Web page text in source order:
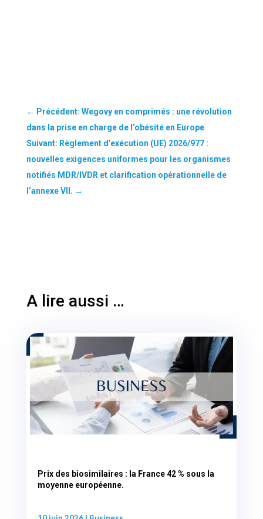
← Précédent: Wegovy en comprimés : une révolution
dans la prise en charge de l’obésité en Europe
Suivant: Règlement d’exécution (UE) 2026/977 :
nouvelles exigences uniformes pour les organismes
notifiés MDR/IVDR et clarification opérationnelle de
l’annexe VII. →
A lire aussi …
Prix des biosimilaires : la France 42 % sous la
moyenne européenne.